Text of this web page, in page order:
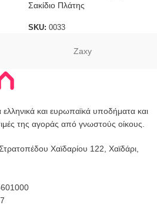
Σακίδιο Πλάτης
SKU: 0033
Zaxy
και ευρωπαϊκά υποδήματα και
της αγοράς από γνωστούς οίκους.
Χαϊδαρίου 122, Χαϊδάρι,